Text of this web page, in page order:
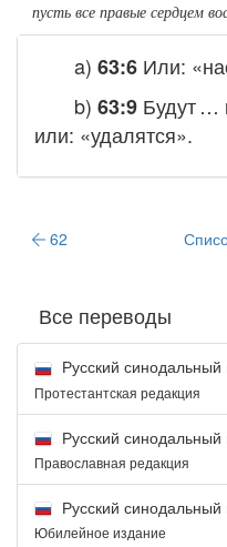
пусть все правые сердцем
a) 63:6 Или:
b) 63:9 Будут …
или: «удалятся».
62
Все переводы
Русский
Протестантская редакция
Русский синодальный
Православная редакция
Русский синодальный
Юбилейное издание